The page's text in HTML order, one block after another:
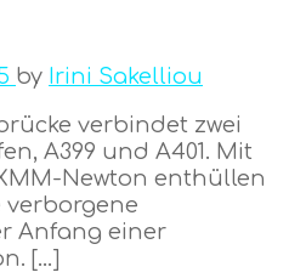
by Irini Sakelliou
verbindet zwei
A399 und A401. Mit
Newton enthüllen
verborgene
Anfang einer
[…]